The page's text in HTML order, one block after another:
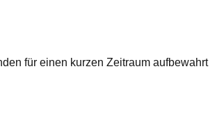
für einen kurzen Zeitraum aufbewahrt